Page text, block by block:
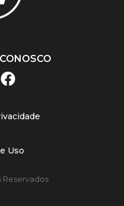
Uso
Reservados